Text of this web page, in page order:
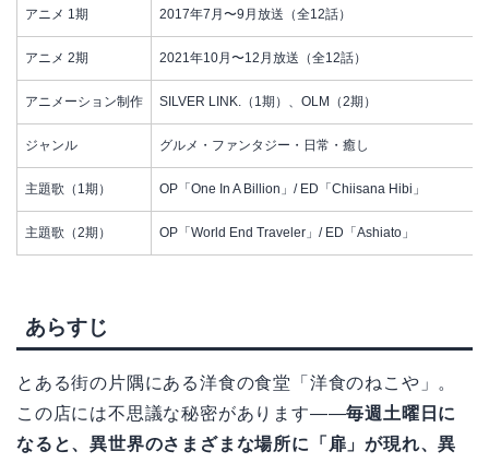
アニメ 1期 2017年7月〜9月放送（全12話）
アニメ 2期 2021年10月〜12月放送（全12話）
アニメーション制作 SILVER LINK.（1期）、OLM（2期）
ジャンル グルメ・ファンタジー・日常・癒し
主題歌（1期） OP「One In A Billion」/ ED「Chiisana Hibi」
主題歌（2期） OP「World End Traveler」/ ED「Ashiato」
あらすじ
とある街の片隅にある洋食の食堂「洋食のねこや」。
この店には不思議な秘密があります——毎週土曜日に
なると、異世界のさまざまな場所に「扉」が現れ、異